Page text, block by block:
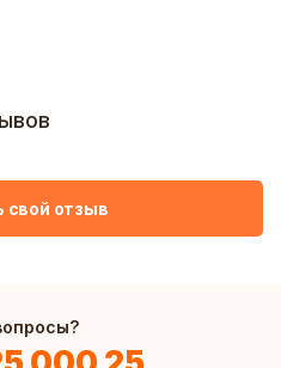
свой отзыв